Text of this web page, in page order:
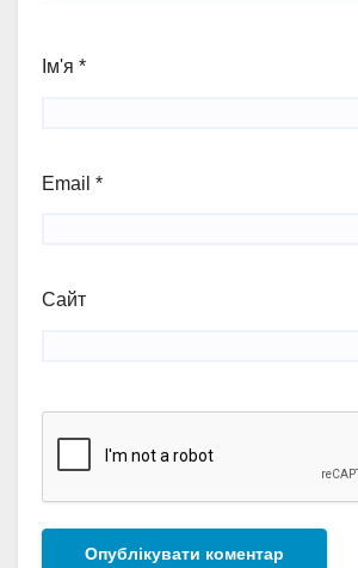
Ім'я *
Email *
Сайт